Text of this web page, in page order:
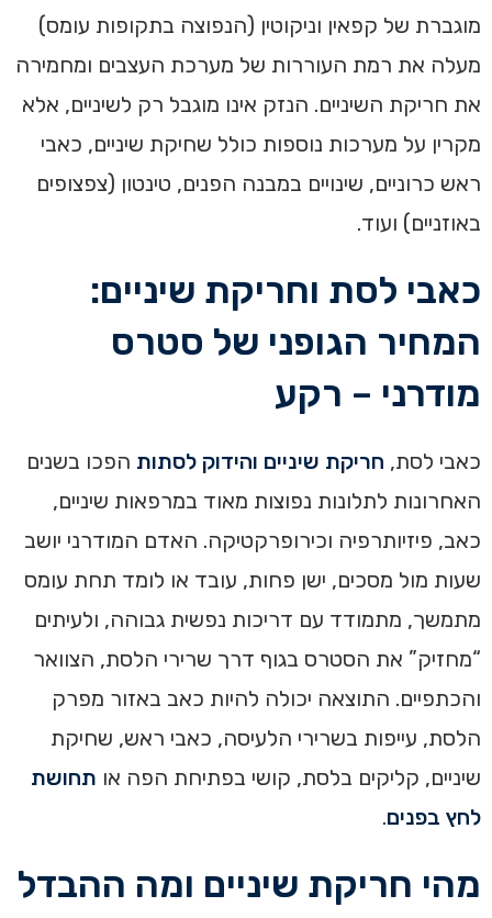
מוגברת של קפאין וניקוטין (הנפוצה בתקופות עומס)
מעלה את רמת העוררות של מערכת העצבים ומחמירה
את חריקת השיניים. הנזק אינו מוגבל רק לשיניים, אלא
מקרין על מערכות נוספות כולל שחיקת שיניים, כאבי
ראש כרוניים, שינויים במבנה הפנים, טינטון (צפצופים
באוזניים) ועוד.
כאבי לסת וחריקת שיניים:
המחיר הגופני של סטרס
מודרני – רקע
כאבי לסת, חריקת שיניים והידוק לסתות הפכו בשנים
האחרונות לתלונות נפוצות מאוד במרפאות שיניים,
כאב, פיזיותרפיה וכירופרקטיקה. האדם המודרני יושב
שעות מול מסכים, ישן פחות, עובד או לומד תחת עומס
מתמשך, מתמודד עם דריכות נפשית גבוהה, ולעיתים
“מחזיק” את הסטרס בגוף דרך שרירי הלסת, הצוואר
והכתפיים. התוצאה יכולה להיות כאב באזור מפרק
הלסת, עייפות בשרירי הלעיסה, כאבי ראש, שחיקת
שיניים, קליקים בלסת, קושי בפתיחת הפה או תחושת
לחץ בפנים.
מהי חריקת שיניים ומה ההבדל